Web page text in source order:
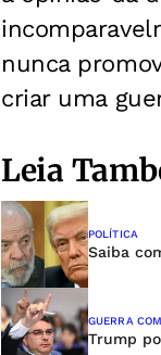
nunca
criar uma
Leia
POLÍTICA
Saiba
GUERRA
Trump